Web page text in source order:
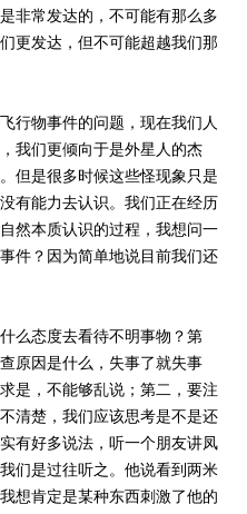
非常发达的，不可能有那么多
更发达，但不可能超越我们那
物事件的问题，现在我们人
我们更倾向于是外星人的杰
但是很多时候这些怪现象只是
有能力去认识。我们正在经历
然本质认识的过程，我想问一
件？因为简单地说目前我们还
态度去看待不明事物？第
原因是什么，失事了就失事
是，不能够乱说；第二，要注
清楚，我们应该思考是不是还
有好多说法，听一个朋友讲凤
们是过往听之。他说看到两米
想肯定是某种东西刺激了他的